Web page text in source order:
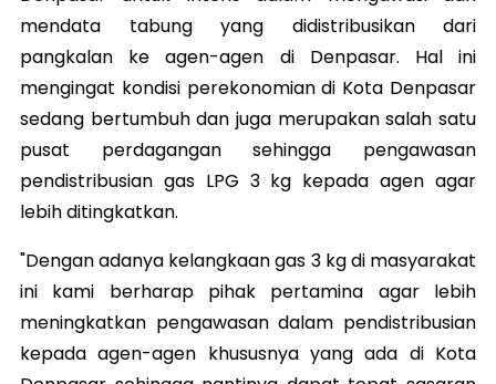
mendata tabung yang didistribusikan dari
pangkalan ke agen-agen di Denpasar. Hal ini
mengingat kondisi perekonomian di Kota Denpasar
sedang bertumbuh dan juga merupakan salah satu
pusat perdagangan sehingga pengawasan
pendistribusian gas LPG 3 kg kepada agen agar
lebih ditingkatkan.
"Dengan adanya kelangkaan gas 3 kg di masyarakat
ini kami berharap pihak pertamina agar lebih
meningkatkan pengawasan dalam pendistribusian
kepada agen-agen khususnya yang ada di Kota